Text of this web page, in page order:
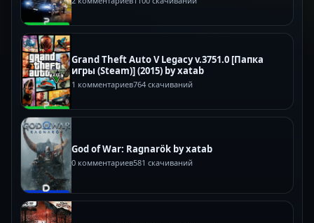
Grand Theft Auto V Legacy v.3751.0 [Папка
игры (Steam)] (2015) by xatab
1 комментариев764 скачиваний
God of War: Ragnarök by xatab
0 комментариев581 скачиваний